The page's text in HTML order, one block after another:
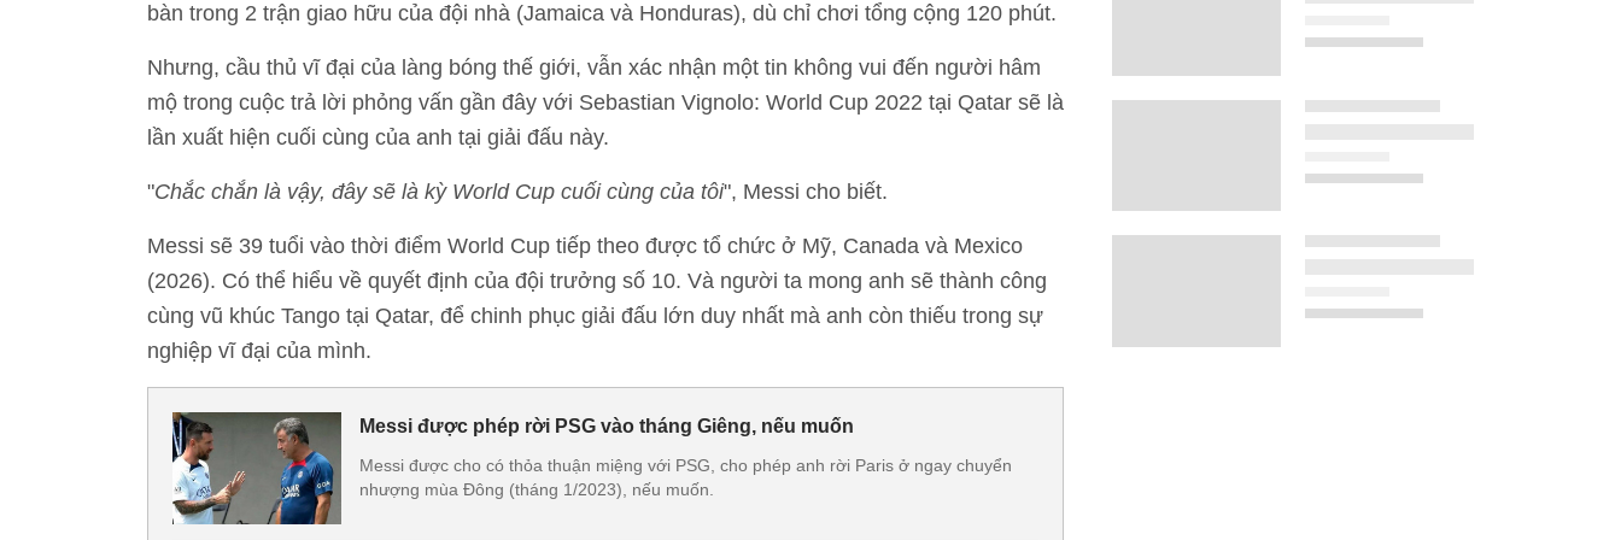
bàn trong 2 trận giao hữu của đội nhà (Jamaica và Honduras), dù chỉ chơi tổng cộng 120 phút.
Nhưng, cầu thủ vĩ đại của làng bóng thế giới, vẫn xác nhận một tin không vui đến người hâm
mộ trong cuộc trả lời phỏng vấn gần đây với Sebastian Vignolo: World Cup 2022 tại Qatar sẽ là
lần xuất hiện cuối cùng của anh tại giải đấu này.
"Chắc chắn là vậy, đây sẽ là kỳ World Cup cuối cùng của tôi", Messi cho biết.
Messi sẽ 39 tuổi vào thời điểm World Cup tiếp theo được tổ chức ở Mỹ, Canada và Mexico
(2026). Có thể hiểu về quyết định của đội trưởng số 10. Và người ta mong anh sẽ thành công
cùng vũ khúc Tango tại Qatar, để chinh phục giải đấu lớn duy nhất mà anh còn thiếu trong sự
nghiệp vĩ đại của mình.
Messi được phép rời PSG vào tháng Giêng, nếu muốn
Messi được cho có thỏa thuận miệng với PSG, cho phép anh rời Paris ở ngay chuyển
nhượng mùa Đông (tháng 1/2023), nếu muốn.